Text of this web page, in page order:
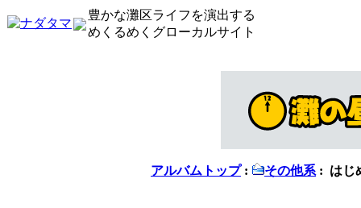
豊かな灘区ライフを演出する
めくるめくグローカルサイト
アルバムトップ: その他系 : はじ